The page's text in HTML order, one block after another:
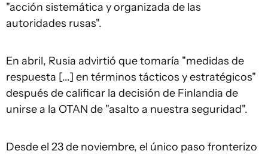
"acción sistemática y organizada de las
autoridades rusas".
En abril, Rusia advirtió que tomaría "medidas de
respuesta [...] en términos tácticos y estratégicos"
después de calificar la decisión de Finlandia de
unirse a la OTAN de "asalto a nuestra seguridad".
Desde el 23 de noviembre, el único paso fronterizo